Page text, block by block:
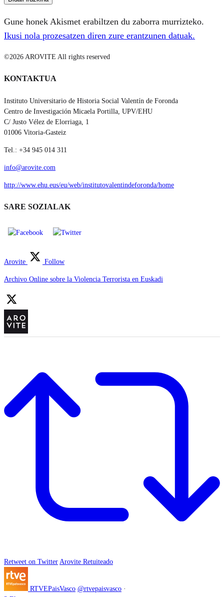
Gune honek Akismet erabiltzen du zaborra murrizteko.
Ikusi nola prozesatzen diren zure erantzunen datuak.
©2026 AROVITE All rights reserved
KONTAKTUA
Instituto Universitario de Historia Social Valentín de Foronda
Centro de Investigación Micaela Portilla, UPV/EHU
C/ Justo Vélez de Elorriaga, 1
01006 Vitoria-Gasteiz
Tel.: +34 945 014 311
info@arovite.com
http://www.ehu.eus/eu/web/institutovalentindeforonda/home
SARE SOZIALAK
Arovite Follow
Archivo Online sobre la Violencia Terrorista en Euskadi
Retweet on Twitter Arovite Retuiteado
RTVEPaisVasco @rtvepaisvasco ·